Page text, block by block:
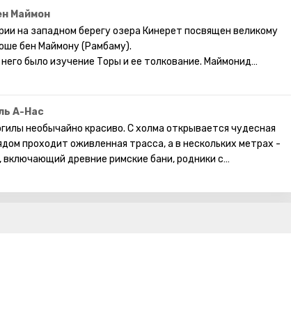
Маймон
на западном берегу озера Кинерет посвящен великому
бен Маймону (Рамбаму).
было изучение Торы и ее толкование. Маймонид
вопросам.
А-Нас
необычайно красиво. С холма открывается чудесная
проходит оживленная трасса, а в нескольких метрах -
древние римские бани, родники с
изображения Ковчега Завета, Ханукии, Лулав, знаки